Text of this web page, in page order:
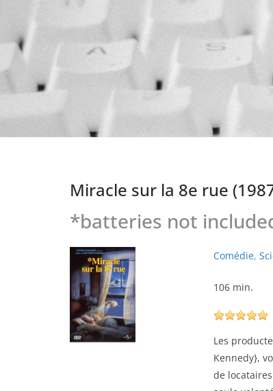
Miracle sur la 8e rue
*batteries not
Comédie,
106 min.
Les
Kennedy},
de